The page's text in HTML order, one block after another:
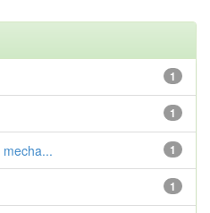
1
1
1
1